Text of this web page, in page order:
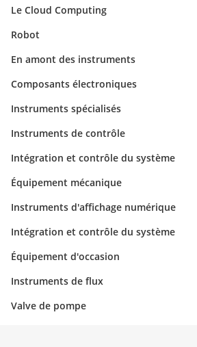
Le Cloud Computing
Robot
En amont des instruments
Composants électroniques
Instruments spécialisés
Instruments de contrôle
Intégration et contrôle du système
Équipement mécanique
Instruments d'affichage numérique
Intégration et contrôle du système
Équipement d'occasion
Instruments de flux
Valve de pompe